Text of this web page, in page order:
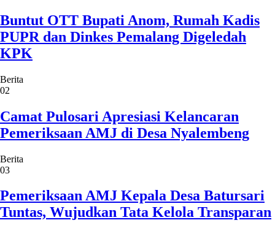
Buntut OTT Bupati Anom, Rumah Kadis
PUPR dan Dinkes Pemalang Digeledah
KPK
Berita
02
Camat Pulosari Apresiasi Kelancaran
Pemeriksaan AMJ di Desa Nyalembeng
Berita
03
Pemeriksaan AMJ Kepala Desa Batursari
Tuntas, Wujudkan Tata Kelola Transparan